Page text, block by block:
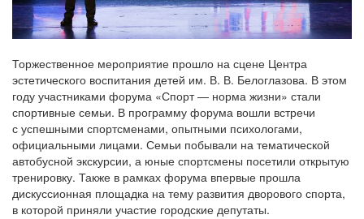
Торжественное мероприятие прошло на сцене Центра
эстетического воспитания детей им. В. В. Белоглазова. В этом
году участниками форума «Спорт — норма жизни» стали
спортивные семьи. В программу форума вошли встречи
с успешными спортсменами, опытными психологами,
официальными лицами. Семьи побывали на тематической
автобусной экскурсии, а юные спортсмены посетили открытую
тренировку. Также в рамках форума впервые прошла
дискуссионная площадка на тему развития дворового спорта,
в которой приняли участие городские депутаты.